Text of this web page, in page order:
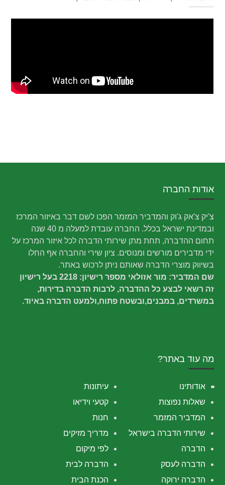
אודות החברה
צ'יק צ'אק ג'וק והמדביר המזמר הפכו לשם דבר באיזור המרכז
ובמדינת ישראל בכלל. החברה עובדת למעלה מ 40 שנה
תחום ההדברה, תחת מתן שירותי הדברה לכל איזור המרכז על
ידי מדבירים מורשים ומנוסים. ציון שירי והחברה אף החלו
בשיווק מוצרי הדברה שאותם ניתן לרכוש באתר.
שם המדביר: מור אזולאי מספר רישיון: 2218 בעל רישיון
זה רשאי לבצע כל ההדברה, לרבות הדברה בדירות,
במשרדים, במבנים,ובשטח פתוח,ולמעט הדברה באיוד.
מה עוד באתר?
עיתונות
אודותינו
קטעי וידיאו
שאלות נפוצות
חנות
המדביר המזמר
מדריך מזיקים
שירותי הדברה בישראל
לפי מיקום
הדברה
הדברה לבית
הדברה לעסק
הכנת הבית
הדברה ירוקה